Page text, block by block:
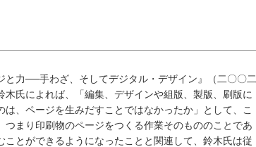
力──手わざ、そしてデジタル・デザイン』（二〇〇二
氏によれば、「編集、デザインや組版、製版、刷版に
、ページを生みだすことではなかったか」として、こ
まり印刷物のページをつくる作業そのもののことであ
とができるようになったことと関連して、鈴木氏は従